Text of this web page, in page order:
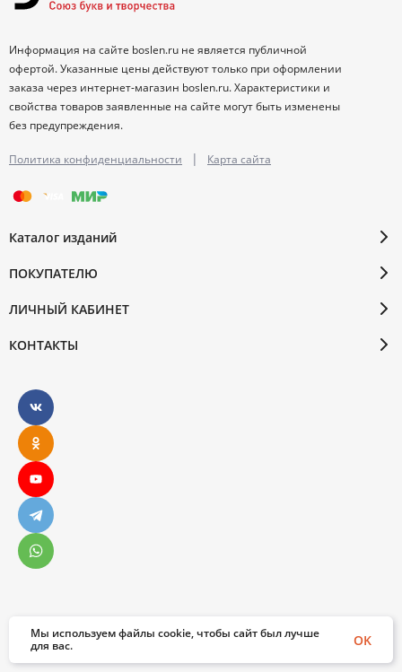
Информация на сайте boslen.ru не является публичной
офертой. Указанные цены действуют только при оформлении
заказа через интернет-магазин boslen.ru. Характеристики и
свойства товаров заявленные на сайте могут быть изменены
без предупреждения.
Политика конфиденциальности | Карта сайта
Каталог изданий
ПОКУПАТЕЛЮ
ЛИЧНЫЙ КАБИНЕТ
КОНТАКТЫ
© 2026 Бослен. Все права защищены
Мы используем файлы cookie, чтобы сайт был лучше
для вас.
OK